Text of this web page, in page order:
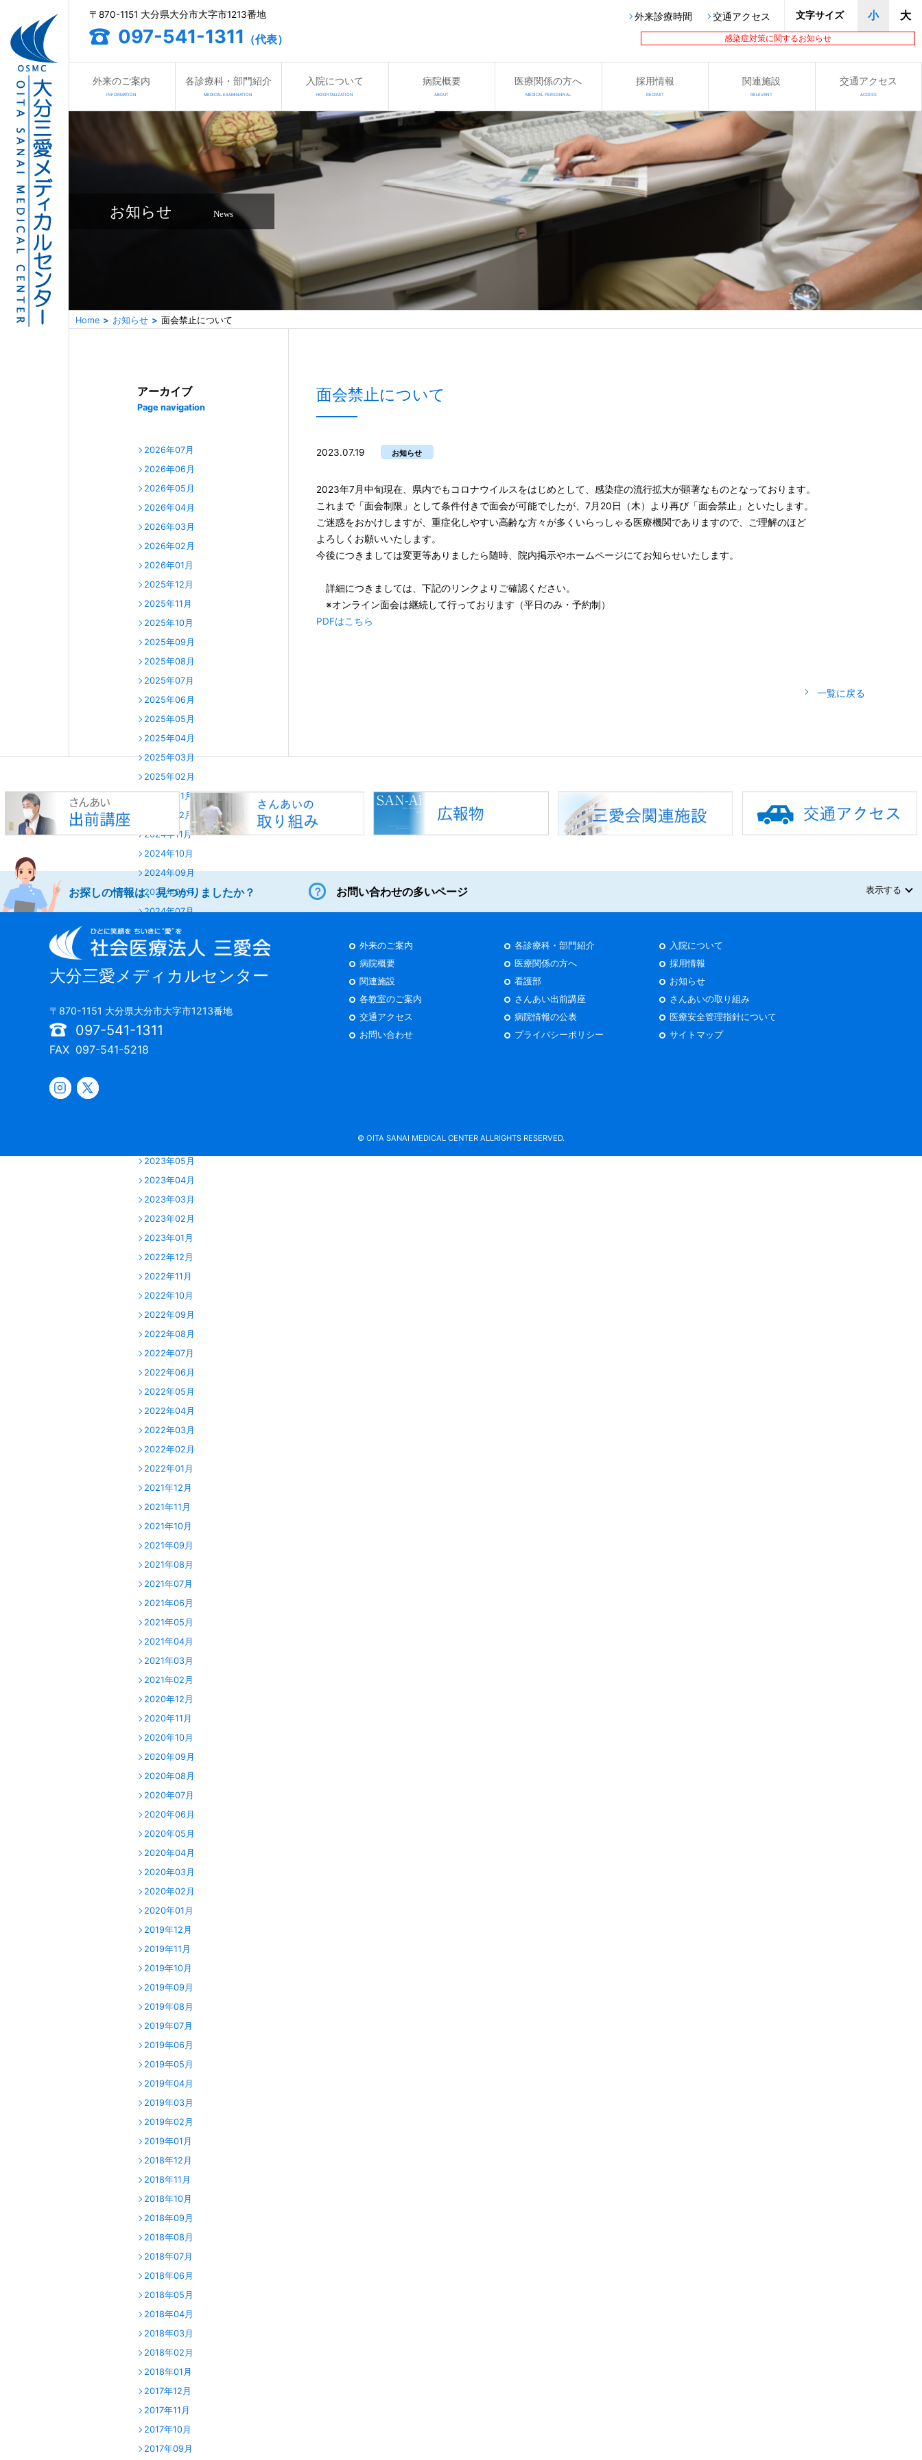
感染症対策に関するお知らせ
〒870-1151 大分県大分市大字市1213番地
097-541-1311 （代表）
外来診療時間 交通アクセス 文字サイズ 小 大
外来のご案内
INFORMATION
各診療科・部門紹介
MEDICAL EXAMINATION
入院について
HOSPITALIZATION
病院概要
ABOUT
医療関係の方へ
MEDICAL PERSONNAL
採用情報
RECRUIT
関連施設
RELEVANT
交通アクセス
ACCESS
お知らせ News
Home お知らせ 面会禁止について
面会禁止について
2023.07.19 お知らせ
2023年7月中旬現在、県内でもコロナウイルスをはじめとして、感染症の流行拡大が顕著なものとなっております。
これまで「面会制限」として条件付きで面会が可能でしたが、7月20日（木）より再び「面会禁止」といたします。
ご迷惑をおかけしますが、重症化しやすい高齢な方々が多くいらっしゃる医療機関でありますので、ご理解のほど
よろしくお願いいたします。
今後につきましては変更等ありましたら随時、院内掲示やホームページにてお知らせいたします。
詳細につきましては、下記のリンクよりご確認ください。
※オンライン面会は継続して行っております（平日のみ・予約制）
PDFはこちら
一覧に戻る
アーカイブ
Page navigation
2026年07月
2026年06月
2026年05月
2026年04月
2026年03月
2026年02月
2026年01月
2025年12月
2025年11月
2025年10月
2025年09月
2025年08月
2025年07月
2025年06月
2025年05月
2025年04月
2025年03月
2025年02月
2025年01月
2024年12月
2024年11月
2024年10月
2024年09月
2024年08月
2024年07月
2024年06月
2024年05月
2024年04月
2024年02月
2024年01月
2023年12月
2023年05月
2023年04月
2023年03月
2023年02月
2023年01月
2022年12月
2022年11月
2022年10月
2022年09月
2022年08月
2022年07月
2022年06月
2022年05月
2022年04月
2022年03月
2022年02月
2022年01月
2021年12月
2021年11月
2021年10月
2021年09月
2021年08月
2021年07月
2021年06月
2021年05月
2021年04月
2021年03月
2021年02月
2020年12月
2020年11月
2020年10月
2020年09月
2020年08月
2020年07月
2020年06月
2020年05月
2020年04月
2020年03月
2020年02月
2020年01月
2019年12月
2019年11月
2019年10月
2019年09月
2019年08月
2019年07月
2019年06月
2019年05月
2019年04月
2019年03月
2019年02月
2019年01月
2018年12月
2018年11月
2018年10月
2018年09月
2018年08月
2018年07月
2018年06月
2018年05月
2018年04月
2018年03月
2018年02月
2018年01月
2017年12月
2017年11月
2017年10月
2017年09月
お探しの情報は、見つかりましたか？ お問い合わせの多いページ 表示する
大分三愛メディカルセンター
〒870-1151 大分県大分市大字市1213番地
097-541-1311
FAX 097-541-5218
外来のご案内 各診療科・部門紹介
入院について
病院概要
医療関係の方へ
採用情報
関連施設
看護部
お知らせ
各教室のご案内
さんあい出前講座
さんあいの取り組み
交通アクセス
病院情報の公表
医療安全管理指針について
お問い合わせ
プライバシーポリシー サイトマップ
© OITA SANAI MEDICAL CENTER ALLRIGHTS RESERVED.